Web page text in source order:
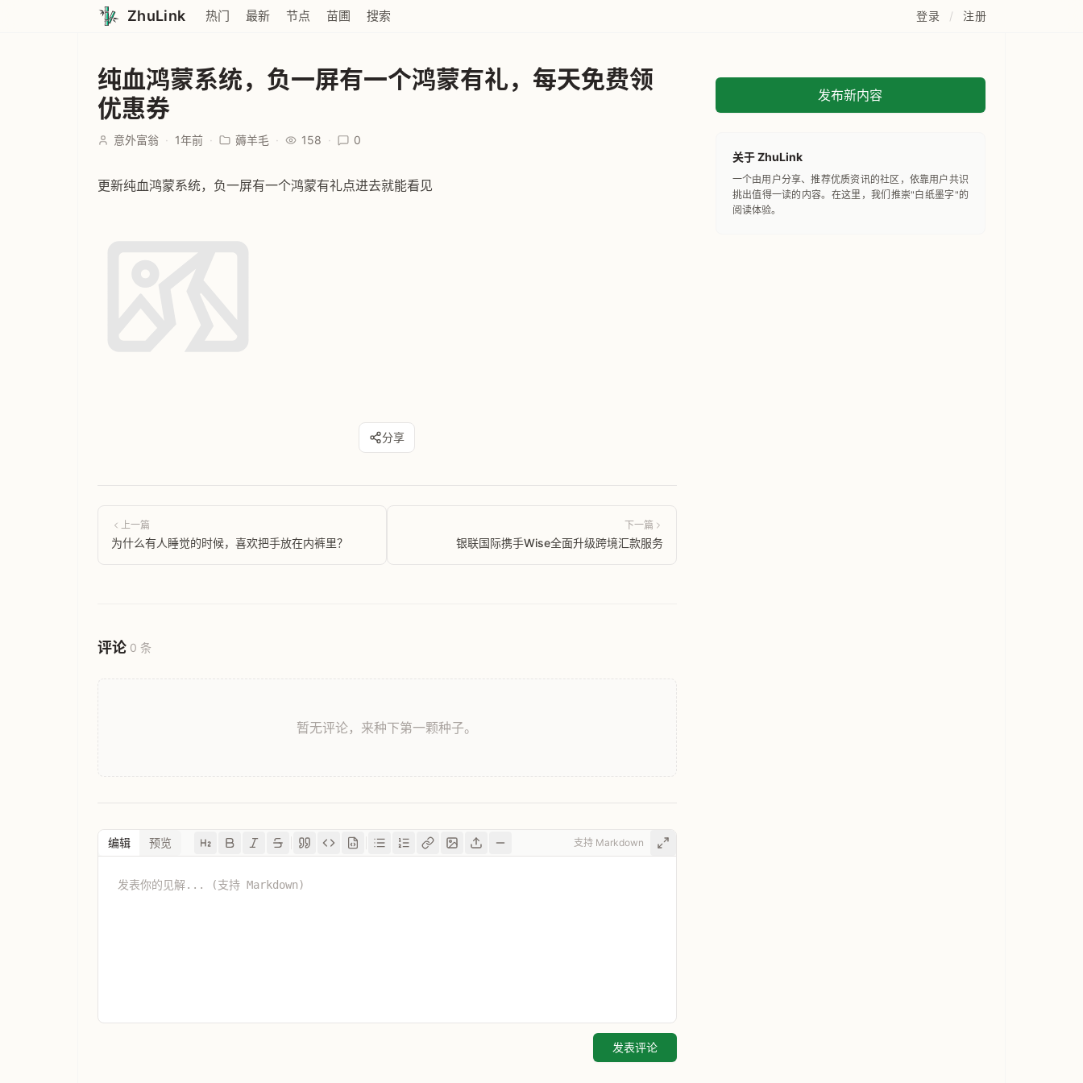
ZhuLink 热门 最新 节点 苗圃 搜索 登录 / 注册
纯血鸿蒙系统，负一屏有一个鸿蒙有礼，每天免费领
优惠券
意外富翁 · 1年前 · 薅羊毛 · 158 · 0
更新纯血鸿蒙系统，负一屏有一个鸿蒙有礼点进去就能看见
分享
上一篇
为什么有人睡觉的时候，喜欢把手放在内裤里？
下一篇
银联国际携手Wise全面升级跨境汇款服务
评论 0 条
暂无评论，来种下第一颗种子。
编辑 预览 支持 Markdown
发表评论
发布新内容
关于 ZhuLink
一个由用户分享、推荐优质资讯的社区，依靠用户共识
挑出值得一读的内容。在这里，我们推崇"白纸墨字"的
阅读体验。